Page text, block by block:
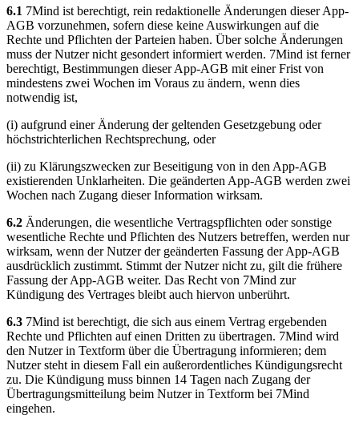
6.1 7Mind ist berechtigt, rein redaktionelle Änderungen dieser App-
AGB vorzunehmen, sofern diese keine Auswirkungen auf die
Rechte und Pflichten der Parteien haben. Über solche Änderungen
muss der Nutzer nicht gesondert informiert werden. 7Mind ist ferner
berechtigt, Bestimmungen dieser App-AGB mit einer Frist von
mindestens zwei Wochen im Voraus zu ändern, wenn dies
notwendig ist,
(i) aufgrund einer Änderung der geltenden Gesetzgebung oder
höchstrichterlichen Rechtsprechung, oder
(ii) zu Klärungszwecken zur Beseitigung von in den App-AGB
existierenden Unklarheiten. Die geänderten App-AGB werden zwei
Wochen nach Zugang dieser Information wirksam.
6.2 Änderungen, die wesentliche Vertragspflichten oder sonstige
wesentliche Rechte und Pflichten des Nutzers betreffen, werden nur
wirksam, wenn der Nutzer der geänderten Fassung der App-AGB
ausdrücklich zustimmt. Stimmt der Nutzer nicht zu, gilt die frühere
Fassung der App-AGB weiter. Das Recht von 7Mind zur
Kündigung des Vertrages bleibt auch hiervon unberührt.
6.3 7Mind ist berechtigt, die sich aus einem Vertrag ergebenden
Rechte und Pflichten auf einen Dritten zu übertragen. 7Mind wird
den Nutzer in Textform über die Übertragung informieren; dem
Nutzer steht in diesem Fall ein außerordentliches Kündigungsrecht
zu. Die Kündigung muss binnen 14 Tagen nach Zugang der
Übertragungsmitteilung beim Nutzer in Textform bei 7Mind
eingehen.